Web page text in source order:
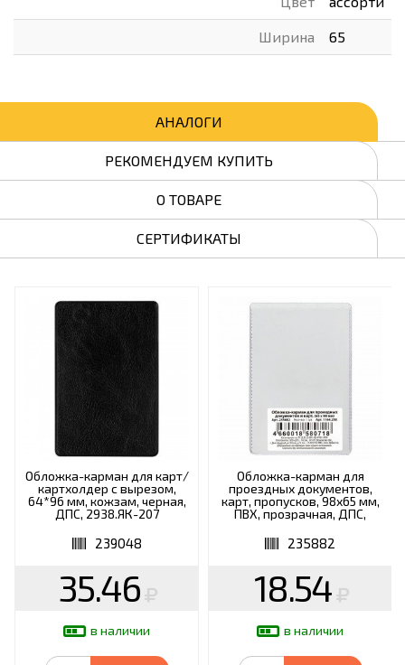
Ширина 65
АНАЛОГИ
РЕКОМЕНДУЕМ КУПИТЬ
О ТОВАРЕ
СЕРТИФИКАТЫ
Обложка-карман для карт/
картхолдер с вырезом,
64*96 мм, кожзам, черная,
ДПС, 2938.ЯК-207
239048
35.46
в наличии
Обложка-карман для
проездных документов,
карт, пропусков, 98х65 мм,
ПВХ, прозрачная, ДПС,
235882
18.54
в наличии